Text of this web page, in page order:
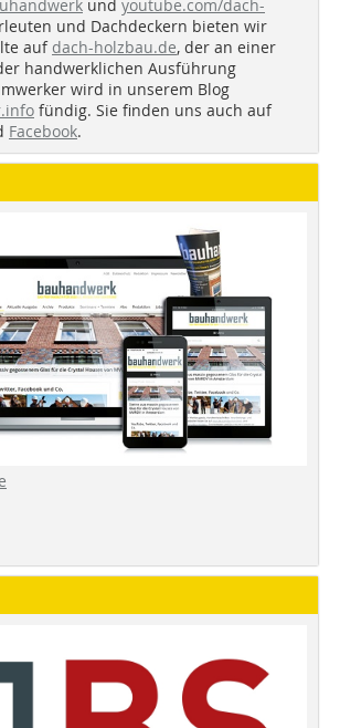
und youtube.com/dach-
und Dachdeckern bieten wir
auf dach-holzbau.de, der an einer
handwerklichen Ausführung
wird in unserem Blog
fündig. Sie finden uns auch auf
Facebook.